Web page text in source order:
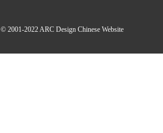
© 2001-2022ARC Design Chinese Website